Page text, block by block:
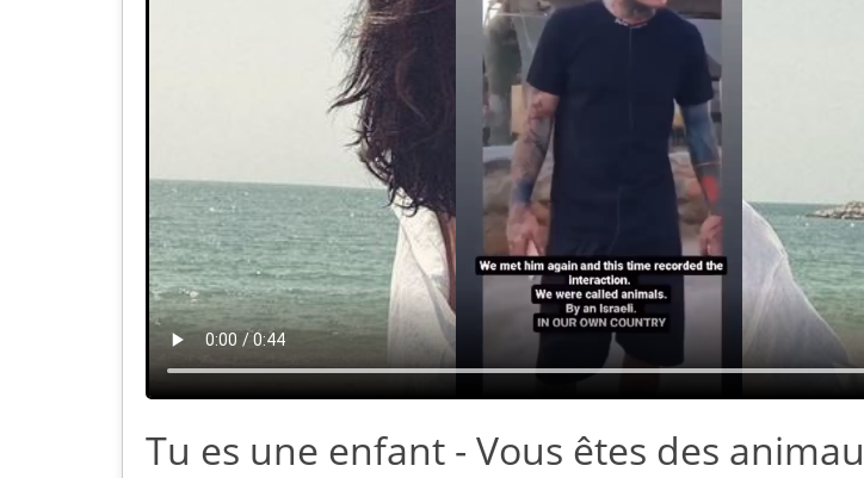
Tu es une enfant - Vous êtes des